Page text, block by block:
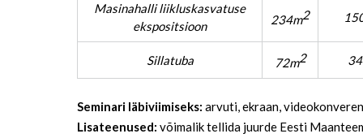
Masinahalli liikluskasvatuse
ekspositsioon
234m2
Sillatuba 72m2 34
Seminari läbiviimiseks: arvuti, ekraan,
Lisateenused: võimalik tellida juurde Eesti